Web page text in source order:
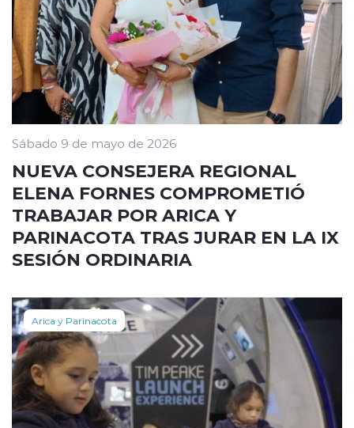
Sábado 9 de mayo de 2026
NUEVA CONSEJERA REGIONAL
ELENA FORNES COMPROMETIÓ
TRABAJAR POR ARICA Y
PARINACOTA TRAS JURAR EN LA IX
SESIÓN ORDINARIA
Arica y Parinacota